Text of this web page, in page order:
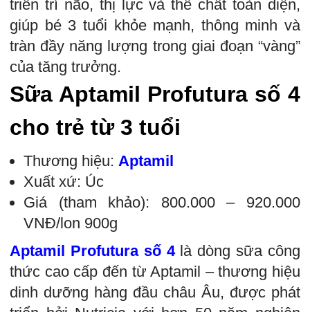
triển trí não, thị lực và thể chất toàn diện,
giúp bé 3 tuổi khỏe mạnh, thông minh và
tràn đầy năng lượng trong giai đoạn “vàng”
của tăng trưởng.
Sữa Aptamil Profutura số 4
cho trẻ từ 3 tuổi
Thương hiệu: Aptamil
Xuất xứ: Úc
Giá (tham khảo): 800.000 – 920.000
VNĐ/lon 900g
Aptamil Profutura số 4là dòng sữa công
thức cao cấp đến từ Aptamil – thương hiệu
dinh dưỡng hàng đầu châu Âu, được phát